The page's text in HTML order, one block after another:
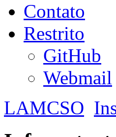
Contato
Restrito
GitHub
Webmail
LAMCSO